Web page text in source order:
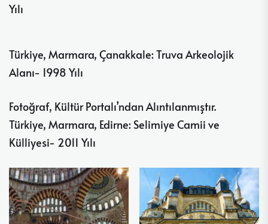
Yılı
Türkiye, Marmara, Çanakkale: Truva Arkeolojik
Alanı- 1998 Yılı
Fotoğraf, Kültür Portalı’ndan Alıntılanmıştır.
Türkiye, Marmara, Edirne: Selimiye Camii ve
Külliyesi- 2011 Yılı